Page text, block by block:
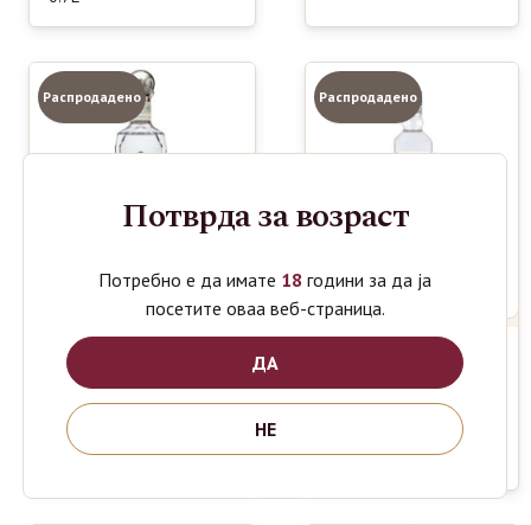
Распродадено
CASA NOBLE
TEQUILA
BLANCO 0.7L
3190
Распродадено
TERESA DEL
0.7L
790
Потврда за возраст
Потребно е да имате 18 години за да ја
посетите оваа веб-страница.
ДА
НЕ